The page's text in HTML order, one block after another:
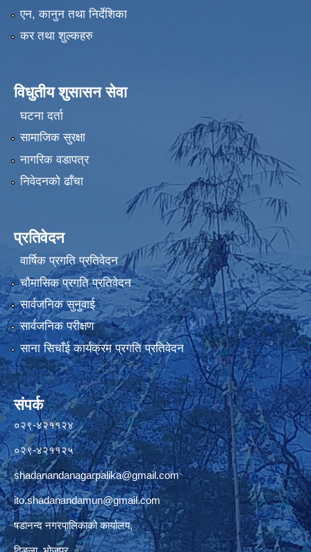
एन, कानुन तथा निर्देशिका
कर तथा शुल्कहरु
विधुतीय शुसासन सेवा
घटना दर्ता
सामाजिक सुरक्षा
नागरिक वडापत्र
निवेदनको ढाँचा
प्रतिवेदन
वार्षिक प्रगति प्रतिवेदन
चौमासिक प्रगति प्रतिवेदन
सार्वजनिक सुनुवाई
सार्वजनिक परीक्षण
साना सिचाँई कार्यक्रम प्रगति प्रतिवेदन
संपर्क
०२९-४२११२४
०२९-४२११२५
shadanandanagarpalika@gmail.com
ito.shadanandamun@gmail.com
षडानन्द नगरपालिकाको कार्यालय,